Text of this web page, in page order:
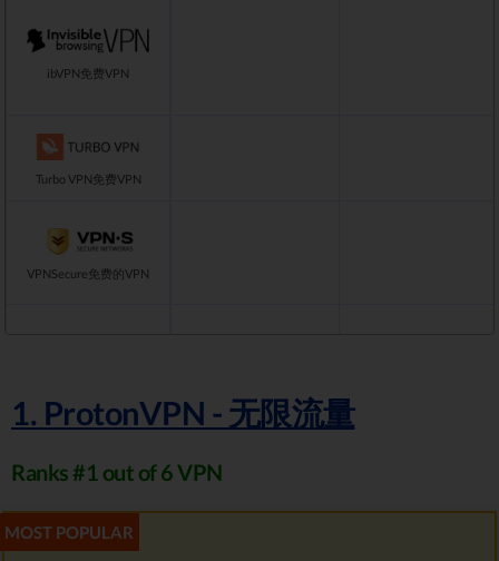
ibVPN免费VPN
Turbo VPN免费VPN
VPNSecure免费的VPN
1. ProtonVPN - 无限流量
Ranks #1 out of 6 VPN